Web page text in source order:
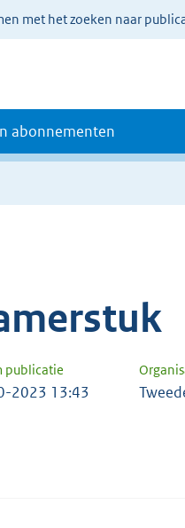
met het zoeken naar
abonnementen
publicatie
2023 13:43